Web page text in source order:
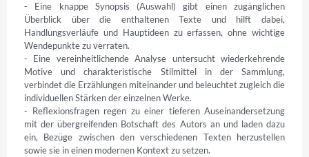
- Eine knappe Synopsis (Auswahl) gibt einen zugänglichen
Überblick über die enthaltenen Texte und hilft dabei,
Handlungsverläufe und Hauptideen zu erfassen, ohne wichtige
Wendepunkte zu verraten.
- Eine vereinheitlichende Analyse untersucht wiederkehrende
Motive und charakteristische Stilmittel in der Sammlung,
verbindet die Erzählungen miteinander und beleuchtet zugleich die
individuellen Stärken der einzelnen Werke.
- Reflexionsfragen regen zu einer tieferen Auseinandersetzung
mit der übergreifenden Botschaft des Autors an und laden dazu
ein, Bezüge zwischen den verschiedenen Texten herzustellen
sowie sie in einen modernen Kontext zu setzen.